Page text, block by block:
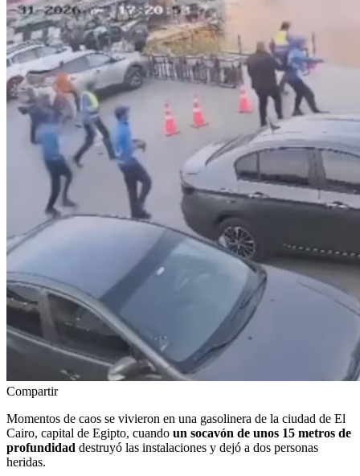
Compartir
Momentos de caos se vivieron en una gasolinera de la ciudad de El
Cairo, capital de Egipto, cuando un socavón de unos 15 metros de
profundidad destruyó las instalaciones y dejó a dos personas
heridas.